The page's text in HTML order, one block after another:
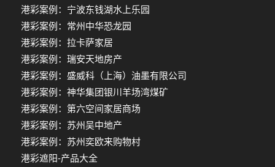
港彩案例：宁波东钱湖水上乐园
港彩案例：常州中华恐龙园
港彩案例：拉卡萨家居
港彩案例：瑞安天地房产
港彩案例：盛威科（上海）油墨有限公司
港彩案例：神华集团银川羊场湾煤矿
港彩案例：第六空间家居商场
港彩案例：苏州吴中地产
港彩案例：苏州奕欧来购物村
港彩遮阳-产品大全